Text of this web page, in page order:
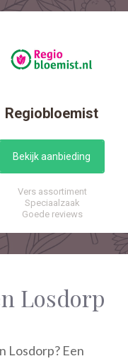
Regiobloemist
Bekijk aanbieding
Vers assortiment
Speciaalzaak
Goede reviews
Losdorp
Losdorp? Een